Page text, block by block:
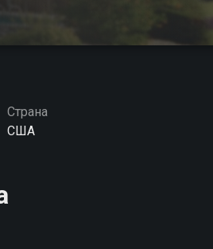
Страна
США